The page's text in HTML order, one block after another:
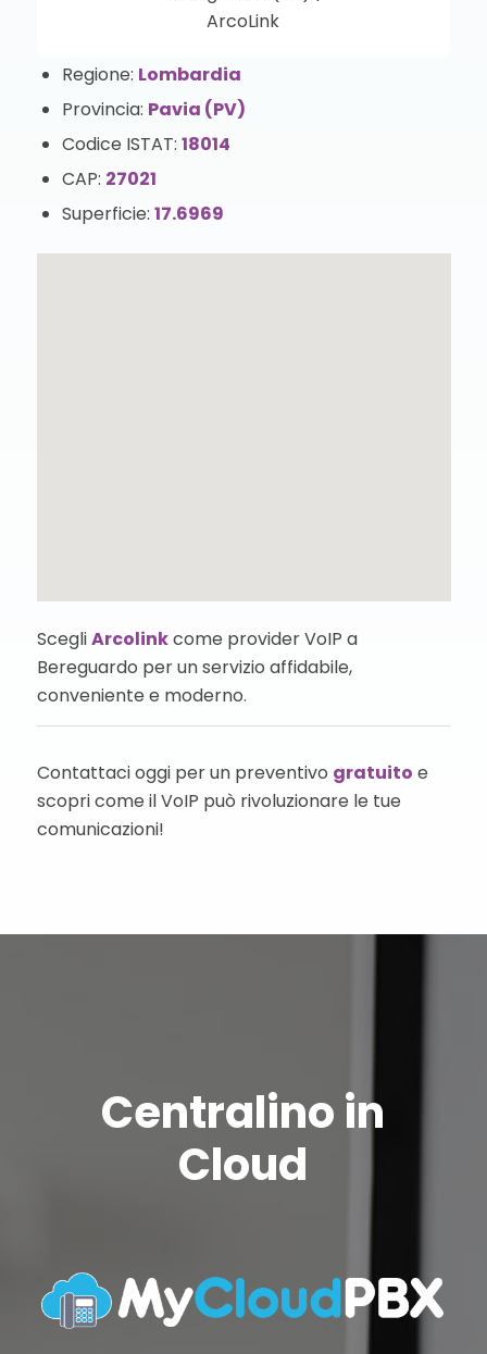
Regione: Lombardia
Provincia: Pavia (PV)
Codice ISTAT: 18014
CAP: 27021
Superficie: 17.6969
ScegliArcolinkcome provider VoIP a
Bereguardo per un servizio affidabile,
conveniente e moderno.
Contattaci oggi per un preventivo gratuito e
scopri come il VoIP può rivoluzionare le tue
comunicazioni!
Centralino in
Cloud